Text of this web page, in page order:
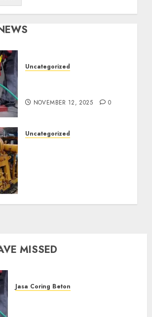
Uncategorized
NOVEMBER 12, 2025 0
Uncategorized
MISSED
Jasa Coring Beton